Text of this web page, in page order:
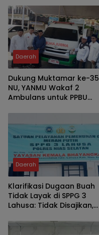
Daerah
Dukung Muktamar ke-35
NU, YANMU Wakaf 2
Ambulans untuk PPBU
Daerah
Klarifikasi Dugaan Buah
Tidak Layak di SPPG 3
Lahusa: Tidak Disajikan,